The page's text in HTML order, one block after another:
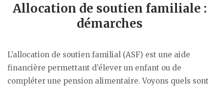
Allocation de soutien familiale :
démarches
L’allocation de soutien familial (ASF) est une aide
financière permettant d’élever un enfant ou de
compléter une pension alimentaire. Voyons quels sont